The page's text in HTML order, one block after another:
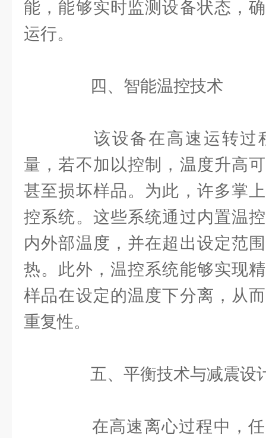
能，能够实时监测设备状态，
运行。
四、智能温控技术
该设备在高速运转过
量，若不加以控制，温度升高
甚至损坏样品。为此，许多掌
控系统。这些系统通过内置温
内外部温度，并在超出设定范
热。此外，温控系统能够实现
样品在设定的温度下分离，从
重复性。
五、平衡技术与减震设
在高速离心过程中，任